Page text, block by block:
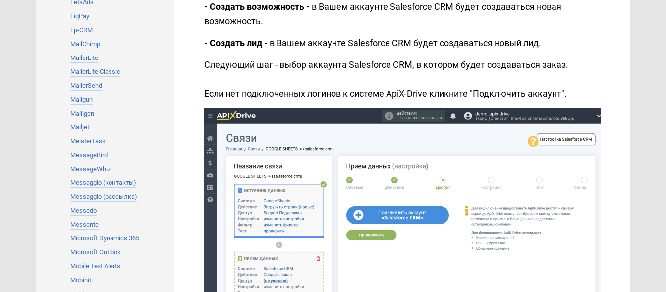
LetsAds
LiqPay
Lp-CRM
MailChimp
MailerLite
MailerLite Classic
MailerSend
Mailgun
Mailigen
Mailjet
MeisterTask
MessageBird
MessageWhiz
Messaggio (контакты)
Messaggio (рассылка)
Messedo
Messente
Microsoft Dynamics 365
Microsoft Outlook
Mobile Text Alerts
Mobiniti
- Создать возможность - в Вашем аккаунте Salesforce CRM будет создаваться новая
возможность.
- Создать лид - в Вашем аккаунте Salesforce CRM будет создаваться новый лид.
Следующий шаг - выбор аккаунта Salesforce CRM, в котором будет создаваться заказ.
Если нет подключенных логинов к системе ApiX-Drive кликните "Подключить аккаунт".